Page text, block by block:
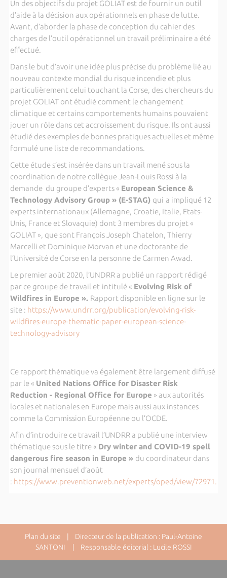
Un des objectifs du projet GOLIAT est de fournir un outil
d’aide à la décision aux opérationnels en phase de lutte.
Avant, d’aborder la phase de conception du cahier des
charges de l’outil opérationnel un travail préliminaire a été
effectué.
Dans le but d’avoir une idée plus précise du problème lié au
nouveau contexte mondial du risque incendie et plus
particulièrement celui touchant la Corse, des chercheurs du
projet GOLIAT ont étudié comment le changement
climatique et certains comportements humains pouvaient
jouer un rôle dans cet accroissement du risque. Ils ont aussi
étudié des exemples de bonnes pratiques actuelles et même
formulé une liste de recommandations.
Cette étude s’est insérée dans un travail mené sous la
coordination de notre collègue Jean-Louis Rossi à la
demande du groupe d’experts « European Science &
Technology Advisory Group » (E-STAG) qui a impliqué 12
experts internationaux (Allemagne, Croatie, Italie, Etats-
Unis, France et Slovaquie) dont 3 membres du projet «
GOLIAT », que sont François Joseph Chatelon, Thierry
Marcelli et Dominique Morvan et une doctorante de
l’Université de Corse en la personne de Carmen Awad.
Le premier août 2020, l’UNDRR a publié un rapport rédigé
par ce groupe de travail et intitulé « Evolving Risk of
Wildfires in Europe ». Rapport disponible en ligne sur le
site : https://www.undrr.org/publication/evolving-risk-
wildfires-europe-thematic-paper-european-science-
technology-advisory
Ce rapport thématique va également être largement diffusé
par le « United Nations Office for Disaster Risk
Reduction - Regional Office for Europe » aux autorités
locales et nationales en Europe mais aussi aux instances
comme la Commission Européenne ou l’OCDE.
Afin d’introduire ce travail l’UNDRR a publié une interview
thématique sous le titre « Dry winter and COVID-19 spell
dangerous fire season in Europe » du coordinateur dans
son journal mensuel d’août
: https://www.preventionweb.net/experts/oped/view/72971.
Plan du site | Directeur de la publication : Paul-Antoine
SANTONI | Responsable éditorial : Lucile ROSSI